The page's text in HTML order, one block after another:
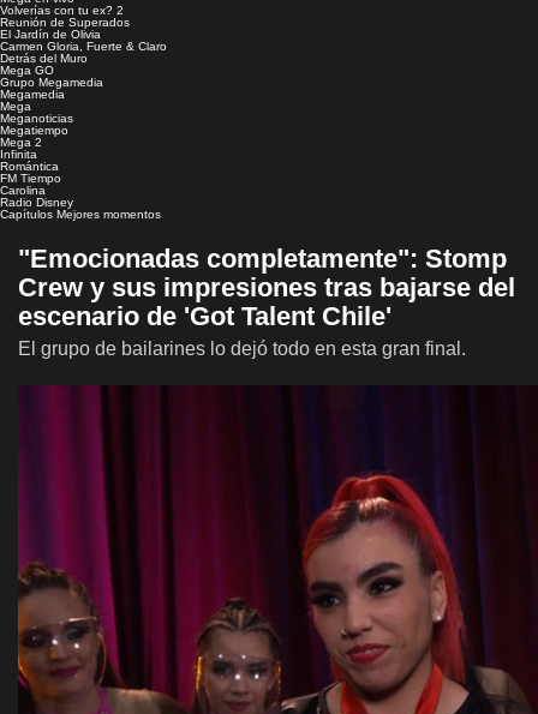
Volverías con tu ex? 2
Reunión de Superados
El Jardín de Olivia
Carmen Gloria, Fuerte & Claro
Detrás del Muro
Mega GO
Grupo Megamedia
Megamedia
Mega
Meganoticias
Megatiempo
Mega 2
Infinita
Romántica
FM Tiempo
Carolina
Radio Disney
Capítulos Mejores momentos
"Emocionadas completamente": Stomp
Crew y sus impresiones tras bajarse del
escenario de 'Got Talent Chile'
El grupo de bailarines lo dejó todo en esta gran final.